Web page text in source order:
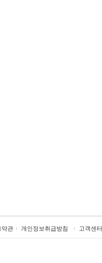
약관 개인정보취급방침 고객센터